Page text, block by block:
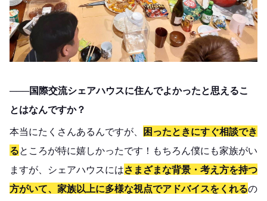
───国際交流シェアハウスに住んでよかったと思えるこ
とはなんですか？
本当にたくさんあるんですが、 困ったときにすぐ相談でき
るところが特に嬉しかったです！もちろん僕にも家族がい
ますが、シェアハウスにはさまざまな背景・考え方を持つ
方がいて、家族以上に多様な視点でアドバイスをくれるの